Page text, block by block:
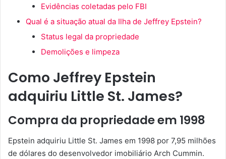
Evidências coletadas pelo FBI
Qual é a situação atual da Ilha de Jeffrey Epstein?
Status legal da propriedade
Demolições e limpeza
Como Jeffrey Epstein
adquiriu Little St. James?
Compra da propriedade em 1998
Epstein adquiriu Little St. James em 1998 por 7,95 milhões
de dólares do desenvolvedor imobiliário Arch Cummin.